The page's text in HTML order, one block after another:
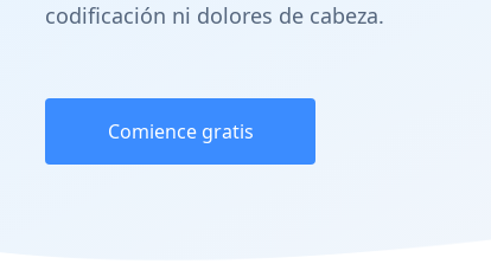
codificación ni dolores de cabeza.
Comience gratis